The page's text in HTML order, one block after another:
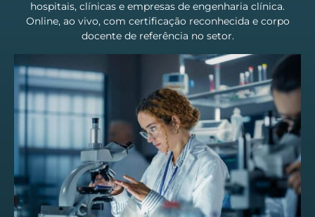
hospitais, clínicas e empresas de engenharia clínica.
Online, ao vivo, com certificação reconhecida e corpo
docente de referência no setor.